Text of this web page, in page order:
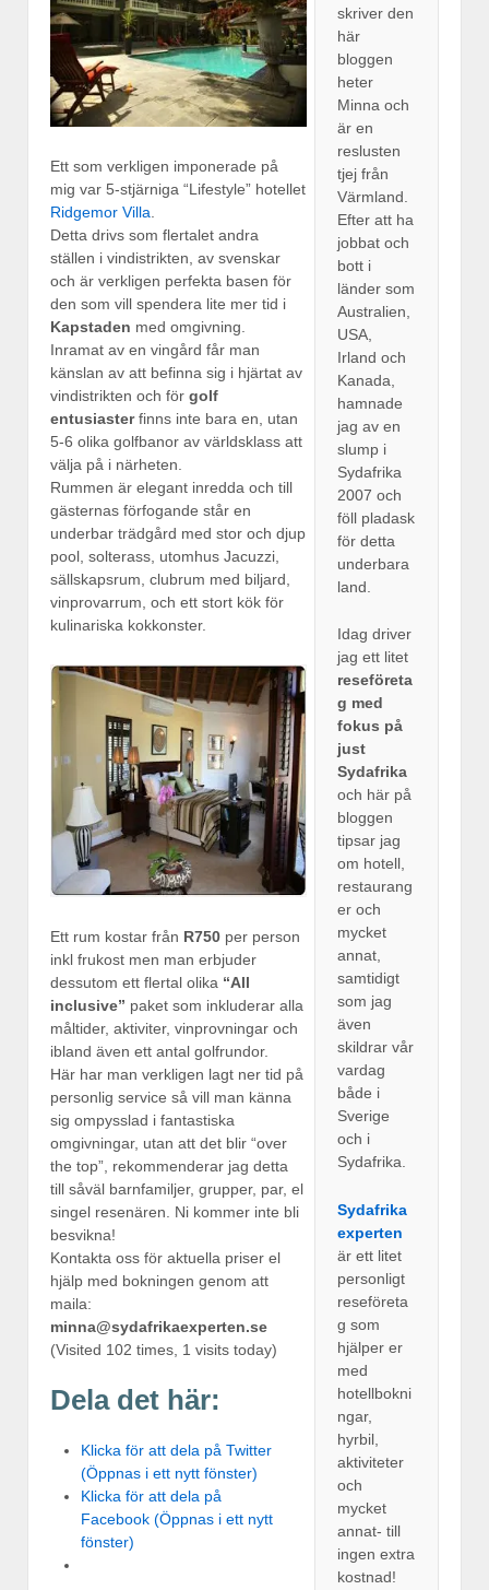
Ett som verkligen imponerade på
mig var 5-stjärniga “Lifestyle” hotellet
Ridgemor Villa
Detta drivs som flertalet andra
ställen i vindistrikten, av svenskar
och är verkligen perfekta basen för
den som vill spendera lite mer tid i
Kapstaden med omgivning.
Inramat av en vingård får man
känslan av att befinna sig i hjärtat av
vindistrikten och för golf
entusiasterfinns inte bara en, utan
5-6 olika golfbanor av världsklass att
välja på i närheten.
Rummen är elegant inredda och till
gästernas förfogande står en
underbar trädgård med stor och djup
pool, solterass, utomhus Jacuzzi,
sällskapsrum, clubrum med biljard,
vinprovarrum, och ett stort kök för
kulinariska kokkonster.
Ett rum kostar från R750 per person
inkl frukost men man erbjuder
dessutom ett flertal olika “All
inclusive” paket som inkluderar alla
måltider, aktiviter, vinprovningar och
ibland även ett antal golfrundor.
Här har man verkligen lagt ner tid på
personlig service så vill man känna
sig ompysslad i fantastiska
omgivningar, utan att det blir “over
the top”, rekommenderar jag detta
till såväl barnfamiljer, grupper, par, el
singel resenären. Ni kommer inte bli
besvikna!
Kontakta oss för aktuella priser el
hjälp med bokningen genom att
maila:
minna@sydafrikaexperten.se
(Visited 102 times, 1 visits today)
Dela det här:
Klicka för att dela på Twitter
(Öppnas i ett nytt fönster)
Klicka för att dela på
Facebook (Öppnas i ett nytt
fönster)
skriver den
här
bloggen
heter
Minna och
är en
reslusten
tjej från
Värmland.
Efter att ha
jobbat och
bott i
länder som
Australien,
USA,
Irland och
Kanada,
hamnade
jag av en
slump i
Sydafrika
2007 och
föll pladask
för detta
underbara
land.
Idag driver
jag ett litet
reseföreta
g med
fokus på
just
Sydafrika
och här på
bloggen
tipsar jag
om hotell,
restaurang
er och
mycket
annat,
samtidigt
som jag
även
skildrar vår
vardag
både i
Sverige
och i
Sydafrika.
Sydafrika
experten
är ett litet
personligt
reseföreta
g som
hjälper er
med
hotellbokni
ngar,
hyrbil,
aktiviteter
och
mycket
annat- till
ingen extra
kostnad!